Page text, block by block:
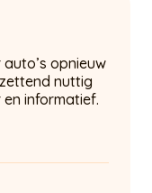
opnieuw
nuttig
informatief.